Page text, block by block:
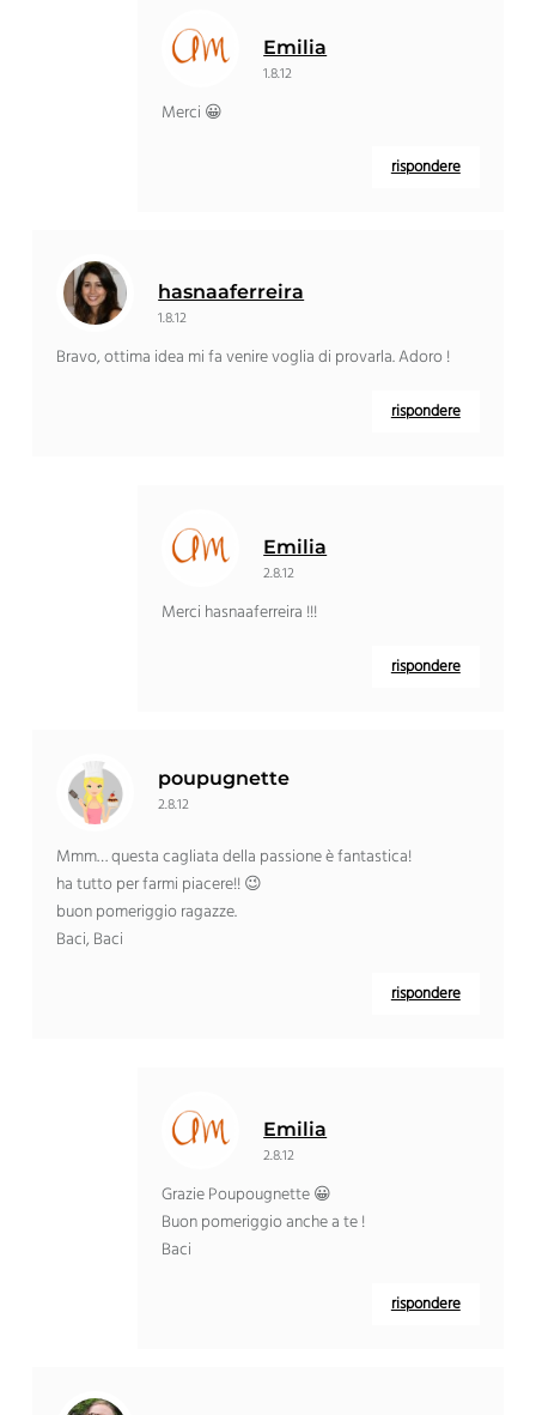
Emilia
1.8.12
Merci 😀
rispondere
hasnaaferreira
1.8.12
Bravo, ottima idea mi fa venire voglia di provarla. Adoro !
rispondere
Emilia
2.8.12
Merci hasnaaferreira !!!
rispondere
poupugnette
2.8.12
Mmm… questa cagliata della passione è fantastica!
ha tutto per farmi piacere!! 😉
buon pomeriggio ragazze.
Baci, Baci
rispondere
Emilia
2.8.12
Grazie Poupougnette 😀
Buon pomeriggio anche a te !
Baci
rispondere